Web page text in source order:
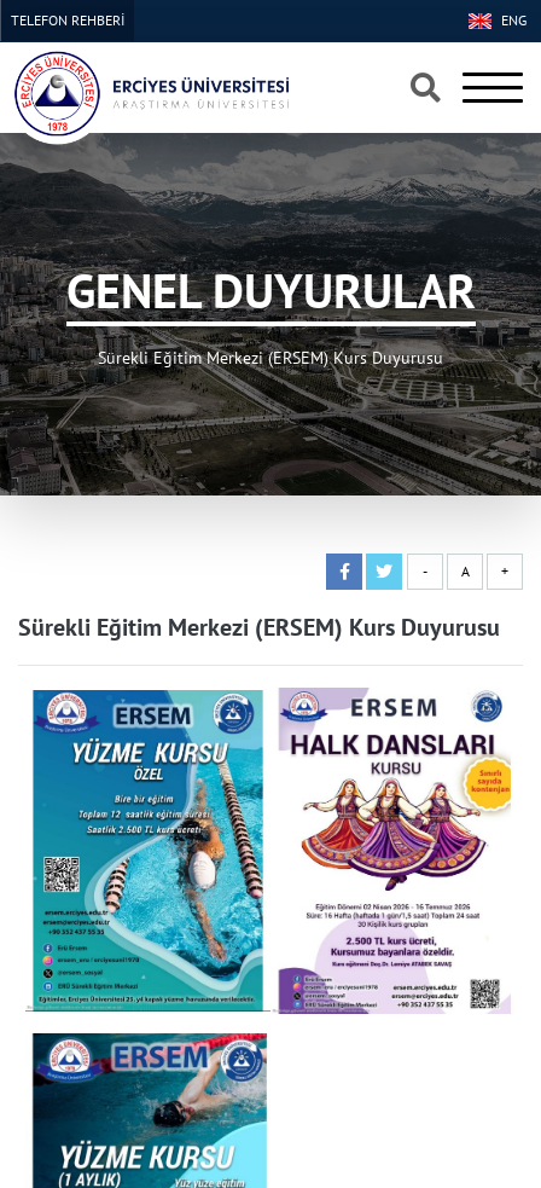
×
×
ENG
TELEFON REHBERİ
GENEL DUYURULAR
Sürekli Eğitim Merkezi (ERSEM) Kurs Duyurusu
- A +
Sürekli Eğitim Merkezi (ERSEM) Kurs Duyurusu